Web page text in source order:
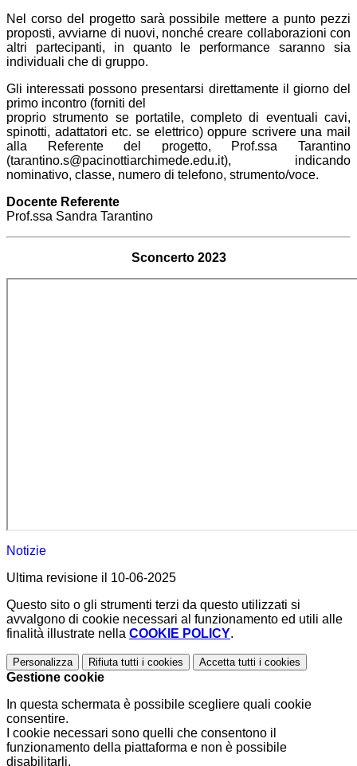
Nel corso del progetto sarà possibile mettere a punto pezzi
proposti, avviarne di nuovi, nonché creare collaborazioni con
altri partecipanti, in quanto le performance saranno sia
individuali che di gruppo.
Gli interessati possono presentarsi direttamente il giorno del
primo incontro (forniti del
proprio strumento se portatile, completo di eventuali cavi,
spinotti, adattatori etc. se elettrico) oppure scrivere una mail
alla Referente del progetto, Prof.ssa Tarantino
(tarantino.s@pacinottiarchimede.edu.it), indicando
nominativo, classe, numero di telefono, strumento/voce.
Docente Referente
Prof.ssa Sandra Tarantino
Sconcerto 2023
Notizie
Ultima revisione il 10-06-2025
Questo sito o gli strumenti terzi da questo utilizzati si
avvalgono di cookie necessari al funzionamento ed utili alle
finalità illustrate nella COOKIE POLICY.
Personalizza Rifiuta tutti i cookies Accetta tutti i cookies
Gestione cookie
In questa schermata è possibile scegliere quali cookie
consentire.
I cookie necessari sono quelli che consentono il
funzionamento della piattaforma e non è possibile
disabilitarli.